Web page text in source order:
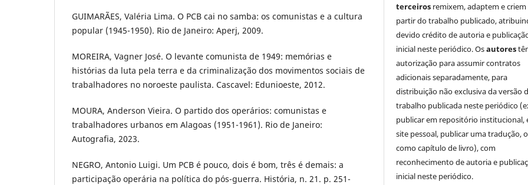
GUIMARÃES, Valéria Lima. O PCB cai no samba: os comunistas e a cultura
popular (1945-1950). Rio de Janeiro: Aperj, 2009.
MOREIRA, Vagner José. O levante comunista de 1949: memórias e
histórias da luta pela terra e da criminalização dos movimentos sociais de
trabalhadores no noroeste paulista. Cascavel: Edunioeste, 2012.
MOURA, Anderson Vieira. O partido dos operários: comunistas e
trabalhadores urbanos em Alagoas (1951-1961). Rio de Janeiro:
Autografia, 2023.
NEGRO, Antonio Luigi. Um PCB é pouco, dois é bom, três é demais: a
participação operária na política do pós-guerra. História, n. 21. p. 251-
terceiros remixem, adaptem e criem
partir do trabalho publicado,
devido crédito de autoria e
inicial neste periódico. Osautores
autorização para assumir contratos
adicionais separadamente, para
distribuição não exclusiva da versão
trabalho publicada neste periódico
publicar em repositório institucional,
site pessoal, publicar uma tradução,
como capítulo de livro), com
reconhecimento de autoria e
inicial neste periódico.